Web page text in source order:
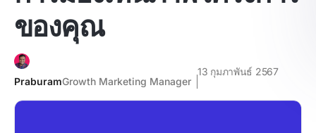
ของคุณ
PraburamGrowth Marketing Manager
13 กุมภาพันธ์ 2567